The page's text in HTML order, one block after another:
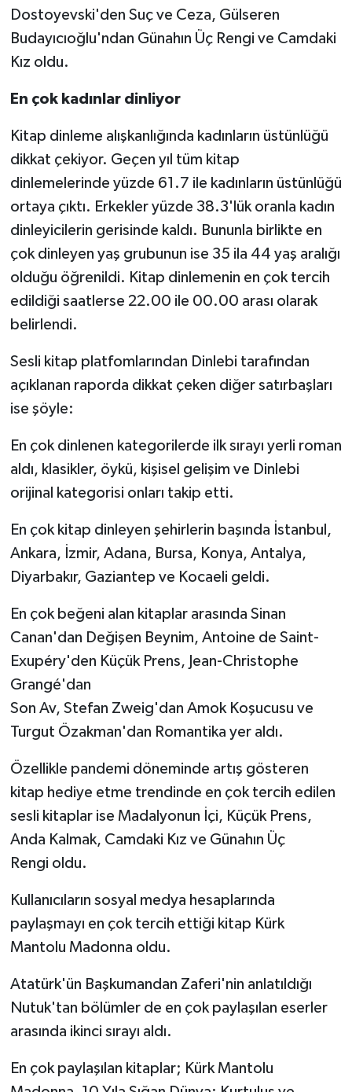
Dostoyevski'den Suç ve Ceza, Gülseren
Budayıcıoğlu'ndan Günahın Üç Rengi ve Camdaki
Kız oldu.
En çok kadınlar dinliyor
Kitap dinleme alışkanlığında kadınların üstünlüğü
dikkat çekiyor. Geçen yıl tüm kitap
dinlemelerinde yüzde 61.7 ile kadınların üstünlüğü
ortaya çıktı. Erkekler yüzde 38.3'lük oranla kadın
dinleyicilerin gerisinde kaldı. Bununla birlikte en
çok dinleyen yaş grubunun ise 35 ila 44 yaş aralığı
olduğu öğrenildi. Kitap dinlemenin en çok tercih
edildiği saatlerse 22.00 ile 00.00 arası olarak
belirlendi.
Sesli kitap platfomlarından Dinlebi tarafından
açıklanan raporda dikkat çeken diğer satırbaşları
ise şöyle:
En çok dinlenen kategorilerde ilk sırayı yerli roman
aldı, klasikler, öykü, kişisel gelişim ve Dinlebi
orijinal kategorisi onları takip etti.
En çok kitap dinleyen şehirlerin başında İstanbul,
Ankara, İzmir, Adana, Bursa, Konya, Antalya,
Diyarbakır, Gaziantep ve Kocaeli geldi.
En çok beğeni alan kitaplar arasında Sinan
Canan'dan Değişen Beynim, Antoine de Saint-
Exupéry'den Küçük Prens, Jean-Christophe
Grangé'dan
Son Av, Stefan Zweig'dan Amok Koşucusu ve
Turgut Özakman'dan Romantika yer aldı.
Özellikle pandemi döneminde artış gösteren
kitap hediye etme trendinde en çok tercih edilen
sesli kitaplar ise Madalyonun İçi, Küçük Prens,
Anda Kalmak, Camdaki Kız ve Günahın Üç
Rengi oldu.
Kullanıcıların sosyal medya hesaplarında
paylaşmayı en çok tercih ettiği kitap Kürk
Mantolu Madonna oldu.
Atatürk'ün Başkumandan Zaferi'nin anlatıldığı
Nutuk'tan bölümler de en çok paylaşılan eserler
arasında ikinci sırayı aldı.
En çok paylaşılan kitaplar; Kürk Mantolu